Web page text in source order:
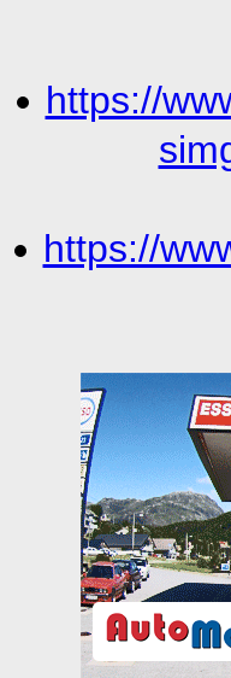
https://
https://